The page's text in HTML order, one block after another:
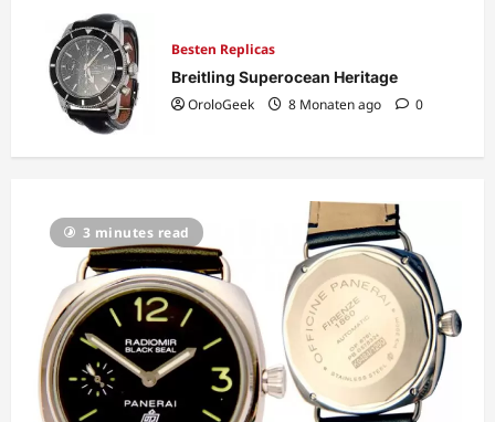
Besten Replicas
Breitling Superocean Heritage
OroloGeek
8 Monaten ago 0
3 minutes read